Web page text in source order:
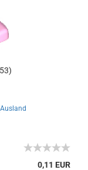
0,11 EUR